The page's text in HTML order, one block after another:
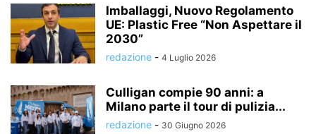
Imballaggi, Nuovo Regolamento
UE: Plastic Free “Non Aspettare il
2030”
redazione - 4 Luglio 2026
Culligan compie 90 anni: a
Milano parte il tour di pulizia...
redazione - 30 Giugno 2026